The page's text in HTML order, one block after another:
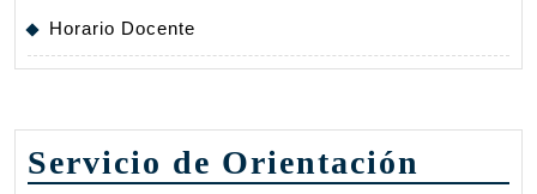
Horario Docente
Servicio de Orientación